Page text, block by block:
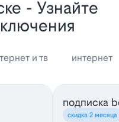
- Узнайте
и тв интернет
подписка
скидка 2 месяца